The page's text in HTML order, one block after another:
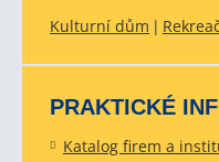
Kulturní dům
PRAKTICKÉ
Katalog firem a